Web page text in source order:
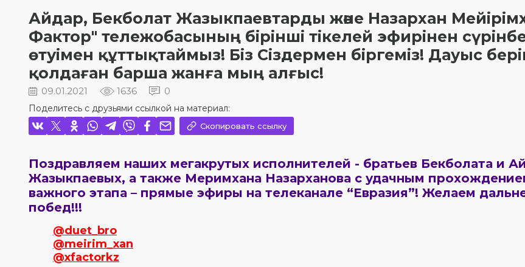
Айдар, Бекболат Жазыкпаевтарды және Назархан
Фактор" тележобасының бірінші тікелей эфирінен
өтуімен құттықтаймыз! Біз Сіздермен біргеміз! Дауыс
қолдаған барша жанға мың алғыс!
09.01.2021 1636 0
Поделитесь с друзьями ссылкой на материал:
Скопировать ссылку
Поздравляем наших мегакрутых исполнителей - братьев Бекболата и
Жазыкпаевых, а также Меримхана Назарханова с удачным
важного этапа – прямые эфиры на телеканале “Евразия”! Желаем
побед!!!
@duet_bro
@meirim_xan
@xfactorkz